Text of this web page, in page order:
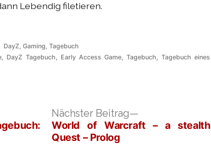
Lebendig filetieren.
Veröffentlicht
unter
DayZ,Gaming,Tagebuch
, DayZ Tagebuch, Early Access Game,Tagebuch,Tagebuch eines
Nächster Beitrag
Beitrag:
World of Warcraft – a stealth
Quest – Prolog